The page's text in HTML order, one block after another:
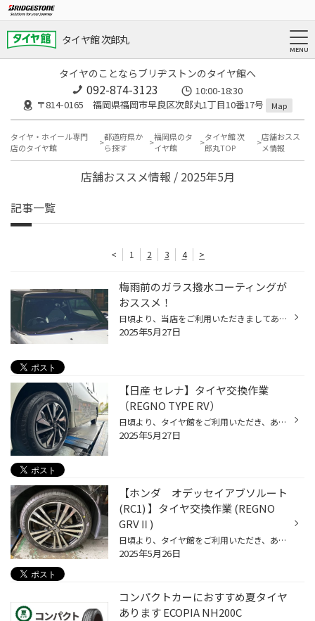
タイヤ館 次郎丸
タイヤのことならブリヂストンのタイヤ館へ
092-874-3123
10:00-18:30
〒814-0165 福岡県福岡市早良区次郎丸1丁目10番17号
Map
タイヤ・ホイール専門
店のタイヤ館
都道府県か
ら探す
福岡県のタ
イヤ館
タイヤ館 次
郎丸TOP
店舗おスス
メ情報
店舗おススメ情報 / 2025年5月
記事一覧
< 1 2 3 4 >
梅雨前のガラス撥水コーティングが
おススメ！
日頃より、当店をご利用いただきましてありがとうございます。 本日は、ガラス撥水コーティングについてのご紹介です。 ガラス撥水コーティングもコクピット・タイヤ館にお任せ！ 突然ですが、当店でフロントガラスの撥水コーティングができることをご存じでしたか？ コクピット・タイヤ館では、タ...
2025年5月27日
【日産 セレナ】タイヤ交換作業
（REGNO TYPE RV）
日頃より、タイヤ館をご利用いただき、ありがとうございます。 さて、当店と同じチェーン店の近隣タイヤ館店舗で作業いたしましたタイヤ交換作業をご紹介します。 （WEB掲載をご快諾いただきましたお客様！大変感謝しております。いつもご愛顧いただき誠にありがとうございます！！） おクルマ：日...
2025年5月27日
【ホンダ オデッセイアブソルート
(RC1) 】タイヤ交換作業 (REGNO
GRVⅡ)
日頃より、タイヤ館をご利用いただき、ありがとうございます。 さて、当店と同じチェーン店の近隣タイヤ館店舗で作業いたしましたタイヤ交換作業をご紹介します。 （WEB掲載をご快諾いただきましたお客様！大変感謝しております。いつもご愛顧いただき誠にありがとうございます！！） おクルマ：ホ...
2025年5月26日
コンパクトカーにおすすめ夏タイヤ
あります ECOPIA NH200C